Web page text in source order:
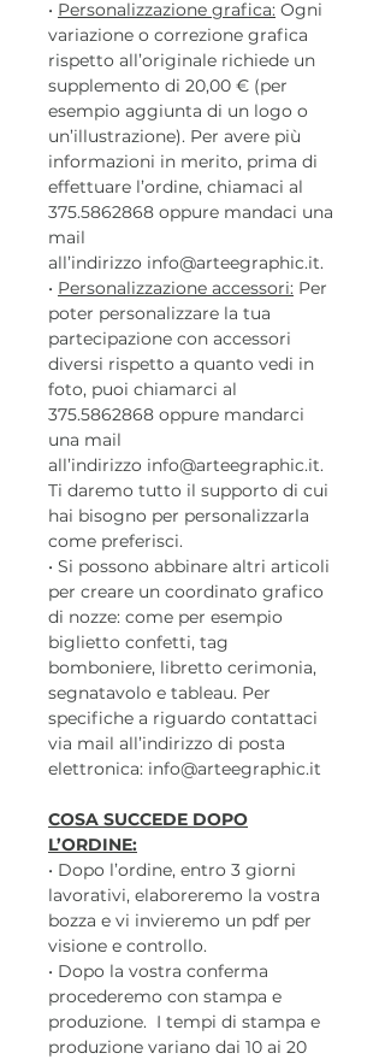
• Personalizzazione grafica: Ogni
variazione o correzione grafica
rispetto all’originale richiede un
supplemento di 20,00 € (per
esempio aggiunta di un logo o
un’illustrazione). Per avere più
informazioni in merito, prima di
effettuare l’ordine, chiamaci al
375.5862868 oppure mandaci una
mail
all’indirizzo info@arteegraphic.it.
• Personalizzazione accessori: Per
poter personalizzare la tua
partecipazione con accessori
diversi rispetto a quanto vedi in
foto, puoi chiamarci al
375.5862868 oppure mandarci
una mail
all’indirizzo info@arteegraphic.it.
Ti daremo tutto il supporto di cui
hai bisogno per personalizzarla
come preferisci.
• Si possono abbinare altri articoli
per creare un coordinato grafico
di nozze: come per esempio
biglietto confetti, tag
bomboniere, libretto cerimonia,
segnatavolo e tableau. Per
specifiche a riguardo contattaci
via mail all’indirizzo di posta
elettronica: info@arteegraphic.it
COSA SUCCEDE DOPO
L’ORDINE:
• Dopo l’ordine, entro 3 giorni
lavorativi, elaboreremo la vostra
bozza e vi invieremo un pdf per
visione e controllo.
• Dopo la vostra conferma
procederemo con stampa e
produzione. I tempi di stampa e
produzione variano dai 10 ai 20